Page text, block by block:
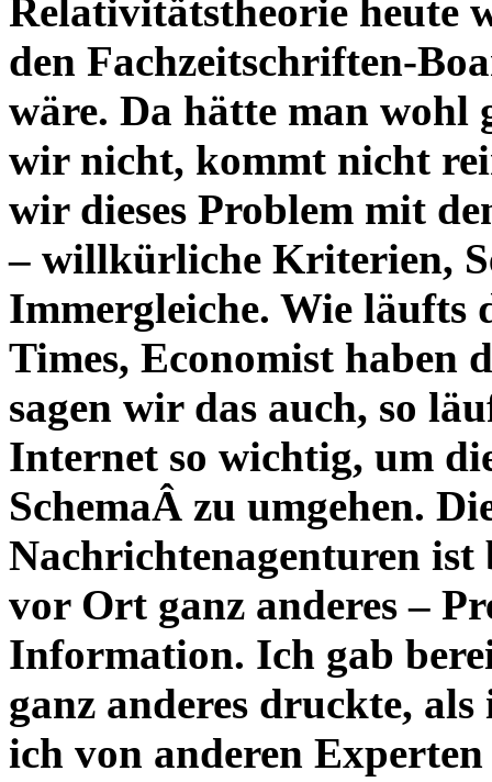
Relativitätstheorie heute
den Fachzeitschriften-
wäre. Da hätte man wohl
wir nicht, kommt nicht
wir dieses Problem mit
– willkürliche Kriterien,
Immergleiche. Wie läufts
Times, Economist haben
sagen wir das auch, so
Internet so wichtig, um
SchemaÂ zu umgehen.
Nachrichtenagenturen ist
vor Ort ganz anderes –
Information. Ich gab
ganz anderes druckte,
ich von anderen